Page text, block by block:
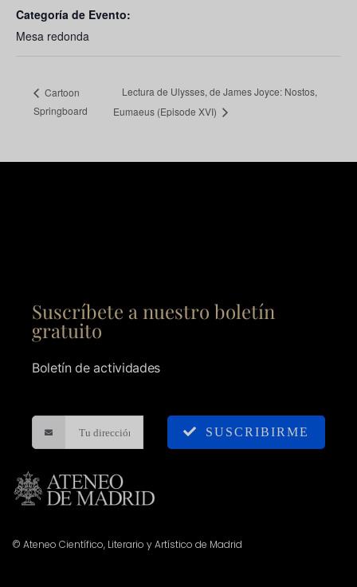
Categoría de Evento:
Mesa redonda
Cartoon
Springboard
Lectura de Ulysses, de James Joyce: Nostos,
Eumaeus (Episode XVI)
Suscríbete a nuestro boletín
gratuito
Boletín de actividades
SUSCRIBIRME
© Ateneo Científico, Literario y Artístico de Madrid